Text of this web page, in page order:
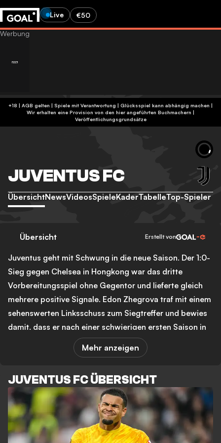
Live €50
+18 | AGB gelten | Spiele mit Verantwortung | Glücksspiel kann abhängig machen |
Wir erhalten eine Provision von den hier angeführten Buchmachern |
Veröffentlichungsgrundsätze
JUVENTUS FC
ÜbersichtNewsVideosSpieleKaderTabelleTop-Spieler
Übersicht Erstellt von
Juventus geht mit Schwung in die neue Saison. Der 1:0-
Sieg gegen Chelsea in Hongkong war das dritte
Vorbereitungsspiel ohne Gegentor und lieferte gleich
mehrere positive Signale. Edon Zhegrova traf mit einem
sehenswerten Linksschuss zum Siegtreffer und bewies
damit, dass er nach einer schwierigen ersten Saison in
Turin wieder an Selbstvertrauen gewinnt. Trainer
Luciano Spalletti sprach sich nach der Partie positiv
Kenan Yildiz, der nach Verletzungsproblemen und dem
Weltmeisterschaftseinsatz endlich wieder für Spalletti
verfügbar war, sorgte für Erleichterung im Umfeld des
Klubs.
Abseits des Platzes arbeitet die Vereinsführung intensiv
Mehr anzeigen
JUVENTUS FC ÜBERSICHT